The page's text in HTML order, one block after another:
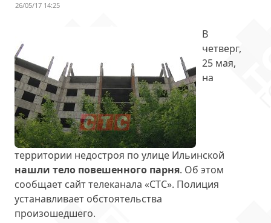
26/05/17 14:25
В
четверг,
25 мая,
на
территории недостроя по улице Ильинской
нашли тело повешенного парня. Об этом
сообщает сайт телеканала «СТС». Полиция
устанавливает обстоятельства
произошедшего.